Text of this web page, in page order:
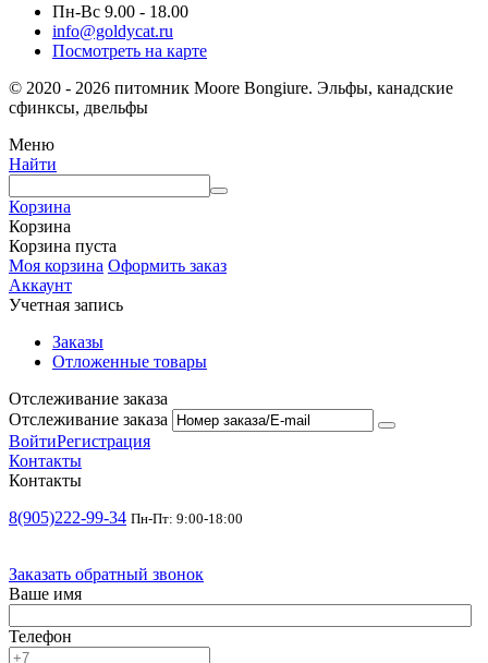
Пн-Вс 9.00 - 18.00
info@goldycat.ru
Посмотреть на карте
© 2020 - 2026 питомник Moore Bongiure. Эльфы, канадские
сфинксы, двельфы
Меню
Найти
Корзина
Корзина
Корзина пуста
Моя корзина Оформить заказ
Аккаунт
Учетная запись
Заказы
Отложенные товары
Отслеживание заказа
Отслеживание заказа
ВойтиРегистрация
Контакты
Контакты
8(905)222-99-34 Пн-Пт: 9:00-18:00
Заказать обратный звонок
Ваше имя
Телефон